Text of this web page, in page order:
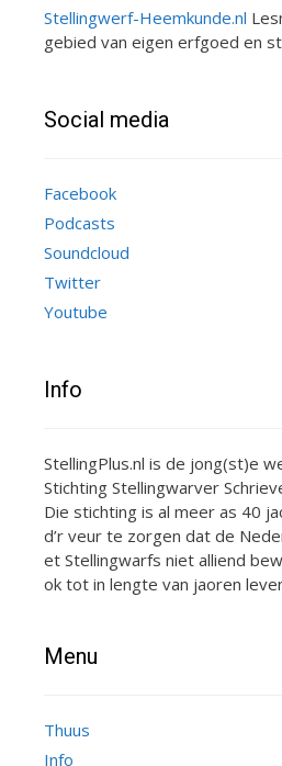
Stellingwerf-Heemkunde.nl
gebied van eigen erfgoed en
Social media
Facebook
Podcasts
Soundcloud
Twitter
Youtube
Info
StellingPlus.nl is de jong(st)e
Stichting Stellingwarver
Die stichting is al meer as 40
d’r veur te zorgen dat de
et Stellingwarfs niet alliend
ok tot in lengte van jaoren
Menu
Thuus
Info